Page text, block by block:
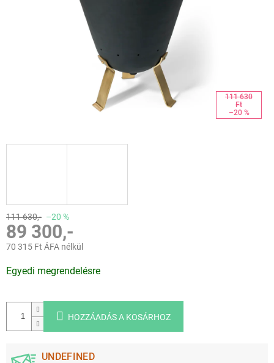
111 630
Ft
–20 %
111 630,- –20 %
89 300,-
70 315 Ft ÁFA nélkül
Egyedi megrendelésre
HOZZÁADÁS A KOSÁRHOZ
UNDEFINED